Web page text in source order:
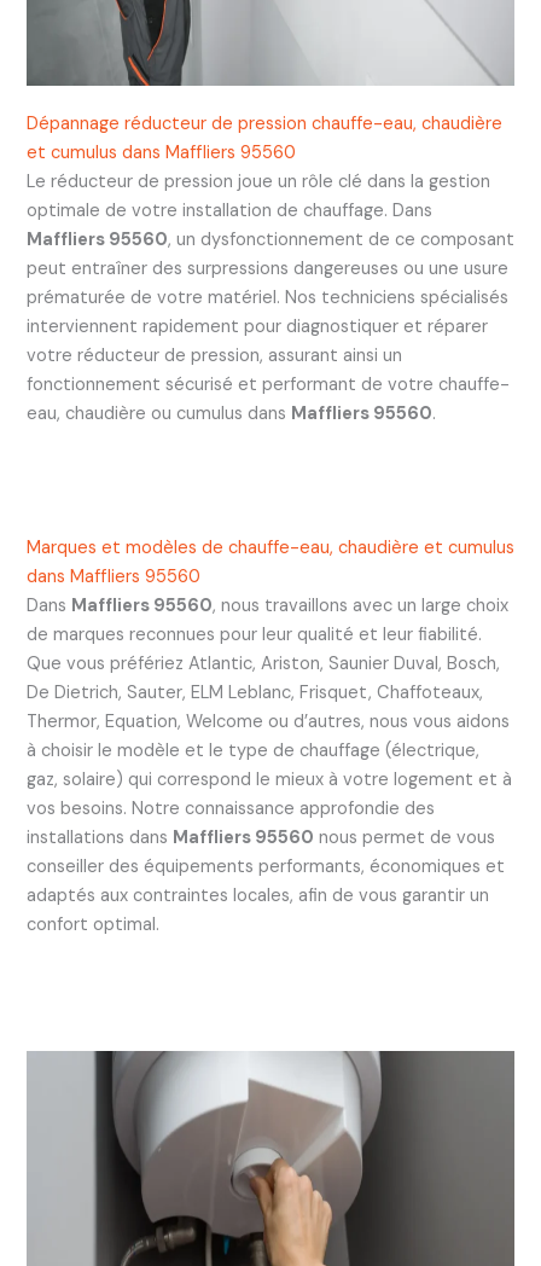
Dépannage réducteur de pression chauffe-eau, chaudière
et cumulus dans Maffliers 95560
Le réducteur de pression joue un rôle clé dans la gestion
optimale de votre installation de chauffage. Dans
Maffliers 95560, un dysfonctionnement de ce composant
peut entraîner des surpressions dangereuses ou une usure
prématurée de votre matériel. Nos techniciens spécialisés
interviennent rapidement pour diagnostiquer et réparer
votre réducteur de pression, assurant ainsi un
fonctionnement sécurisé et performant de votre chauffe-
eau, chaudière ou cumulus dans Maffliers 95560.
Marques et modèles de chauffe-eau, chaudière et cumulus
dans Maffliers 95560
Dans Maffliers 95560, nous travaillons avec un large choix
de marques reconnues pour leur qualité et leur fiabilité.
Que vous préfériez Atlantic, Ariston, Saunier Duval, Bosch,
De Dietrich, Sauter, ELM Leblanc, Frisquet, Chaffoteaux,
Thermor, Equation, Welcome ou d’autres, nous vous aidons
à choisir le modèle et le type de chauffage (électrique,
gaz, solaire) qui correspond le mieux à votre logement et à
vos besoins. Notre connaissance approfondie des
installations dans Maffliers 95560 nous permet de vous
conseiller des équipements performants, économiques et
adaptés aux contraintes locales, afin de vous garantir un
confort optimal.